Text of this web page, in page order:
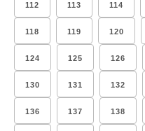
112 113 114
118 119 120
124 125 126
130 131 132
136 137 138